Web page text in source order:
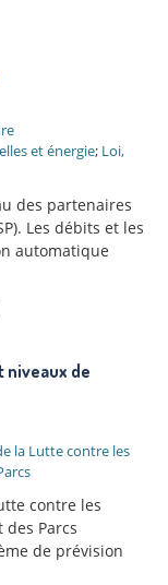
et énergie; Loi,
des partenaires
Les débits et les
automatique
niveaux de
la Lutte contre les
contre les
Parcs
de prévision